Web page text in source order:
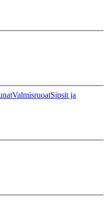
ValmisruoatSipsit ja